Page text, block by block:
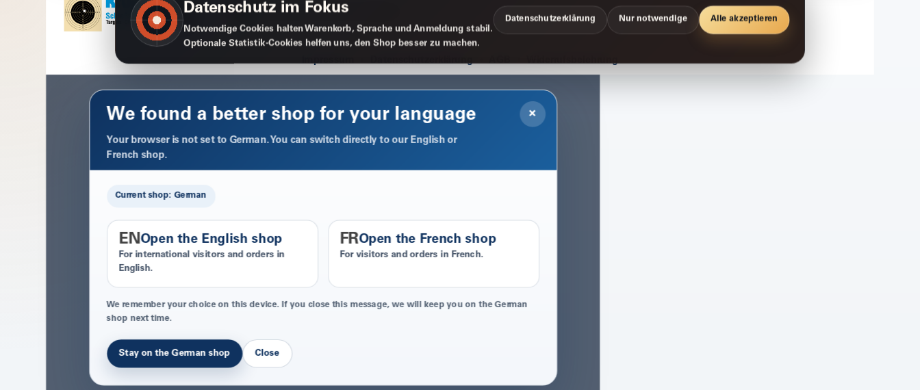
Impressum Datenschutzerklärung AGB Widerrufsbelehrung
×
We found a better shop for your language
Your browser is not set to German. You can switch directly to our English or
French shop.
Current shop: German
ENOpen the English shop
For international visitors and orders in
English.
FROpen the French shop
For visitors and orders in French.
We remember your choice on this device. If you close this message, we will keep you on the German
shop next time.
Stay on the German shop Close
Datenschutz im Fokus
Notwendige Cookies halten Warenkorb, Sprache und Anmeldung stabil.
Optionale Statistik-Cookies helfen uns, den Shop besser zu machen.
Datenschutzerklärung Nur notwendige Alle akzeptieren